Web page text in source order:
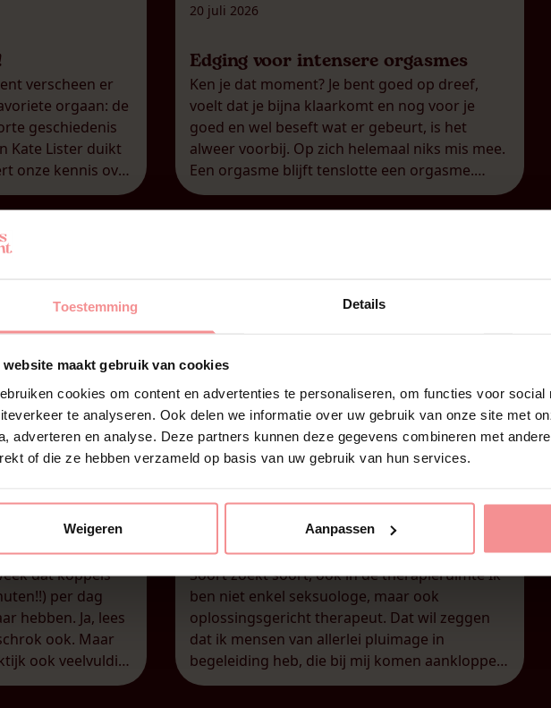
Toestemming Details
website maakt gebruik van cookies
cookies om content en advertenties te personaliseren, om functies voor social
te analyseren. Ook delen we informatie over uw gebruik van onze site met
adverteren en analyse. Deze partners kunnen deze gegevens combineren met
of die ze hebben verzameld op basis van uw gebruik van hun services.
Weigeren Aanpassen
verscheen er
orgaan: de
geschiedenis
Kate Lister duikt
onze kennis over
nog altijd
mannen én
20 juli 2026
Edging voor intensere orgasmes
Ken je dat moment? Je bent goed op dreef,
voelt dat je bijna klaarkomt en nog voor je
goed en wel beseft wat er gebeurt, is het
alweer voorbij. Op zich helemaal niks mis mee.
Een orgasme blijft tenslotte een orgasme.
Maar soms lig je nadien toch met zo’n gevoel
van: was dat alles? Je […]
dat koppels
per dag
hebben. Ja, lees
ook. Maar
ook veelvuldig
30 januari 2026
Kaat | Neurokinky
Soort zoekt soort, ook in de therapieruimte Ik
ben niet enkel seksuologe, maar ook
oplossingsgericht therapeut. Dat wil zeggen
dat ik mensen van allerlei pluimage in
begeleiding heb, die bij mij komen aankloppen
met een breed scala aan uitdagingen. Net dat